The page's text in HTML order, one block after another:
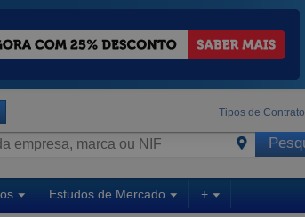
Tipos de Contrato
Estudos de Mercado +